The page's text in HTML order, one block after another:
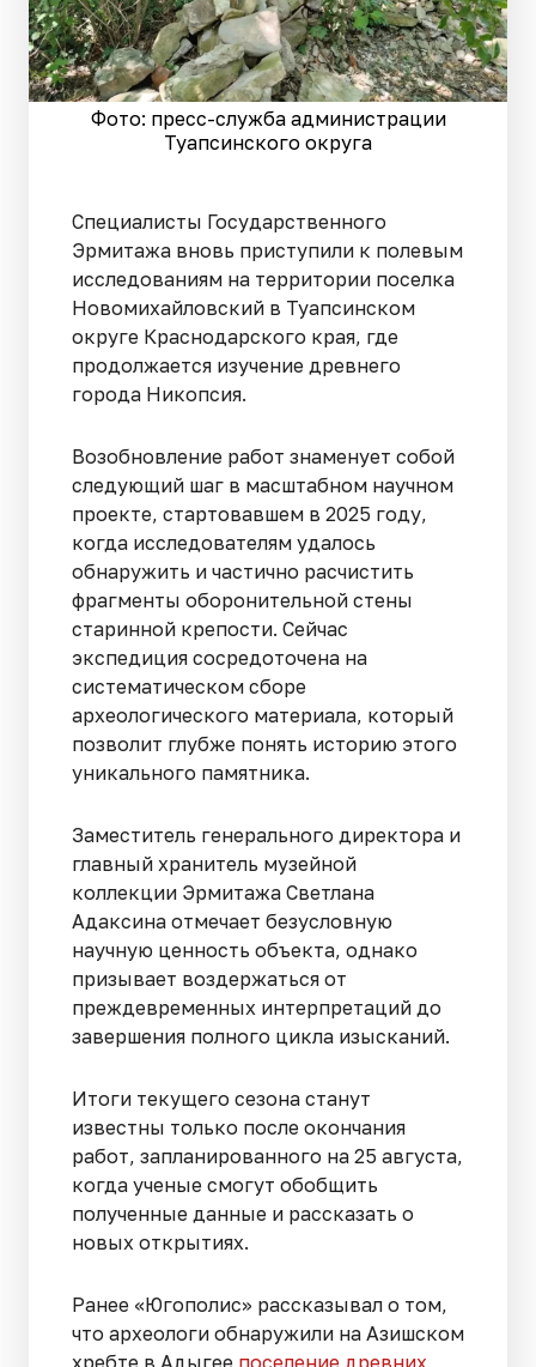
Фото: пресс-служба администрации
Туапсинского округа
Специалисты Государственного
Эрмитажа вновь приступили к полевым
исследованиям на территории поселка
Новомихайловский в Туапсинском
округе Краснодарского края, где
продолжается изучение древнего
города Никопсия.
Возобновление работ знаменует собой
следующий шаг в масштабном научном
проекте, стартовавшем в 2025 году,
когда исследователям удалось
обнаружить и частично расчистить
фрагменты оборонительной стены
старинной крепости. Сейчас
экспедиция сосредоточена на
систематическом сборе
археологического материала, который
позволит глубже понять историю этого
уникального памятника.
Заместитель генерального директора и
главный хранитель музейной
коллекции Эрмитажа Светлана
Адаксина отмечает безусловную
научную ценность объекта, однако
призывает воздержаться от
преждевременных интерпретаций до
завершения полного цикла изысканий.
Итоги текущего сезона станут
известны только после окончания
работ, запланированного на 25 августа,
когда ученые смогут обобщить
полученные данные и рассказать о
новых открытиях.
Ранее «Югополис» рассказывал о том,
что археологи обнаружили на Азишском
хребте в Адыгее поселение древних